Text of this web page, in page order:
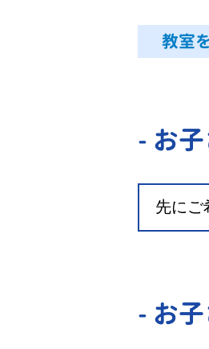
教室
- お
- お